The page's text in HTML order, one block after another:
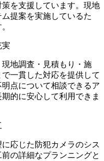
を支援しています。現地
提案を実施しているた
実
地調査・見積もり・施
一貫した対応を提供して
点について相談できるア
的に安心して利用できま
応じた防犯カメラのシス
の詳細なプランニングと